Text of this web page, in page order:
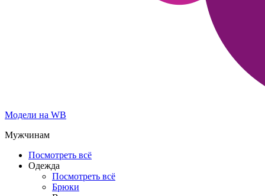
Модели на WB
Мужчинам
Посмотреть всё
Одежда
Посмотреть всё
Брюки